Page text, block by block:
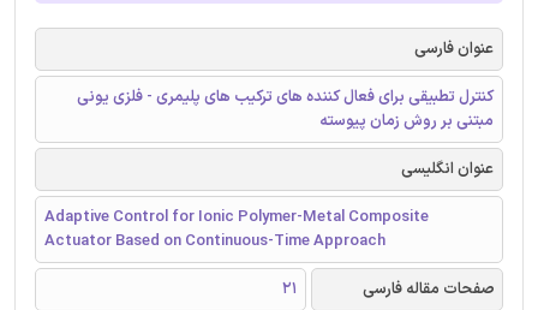
عنوان فارسی
کنترل تطبیقی برای فعال کننده های ترکیب های پلیمری - فلزی یونی
مبتنی بر روش زمان پیوسته
عنوان انگلیسی
Adaptive Control for Ionic Polymer-Metal Composite
Actuator Based on Continuous-Time Approach
صفحات مقاله فارسی
21